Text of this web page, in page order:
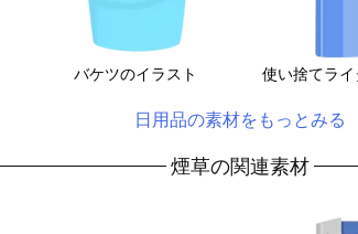
バケツのイラスト
日用品の素材をもっとみる
煙草の関連素材